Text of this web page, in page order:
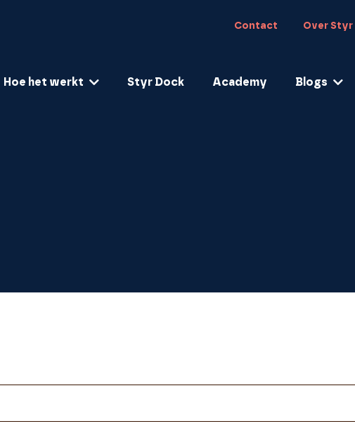
Contact Over Styr
Hoe het werkt Styr Dock Academy Blogs